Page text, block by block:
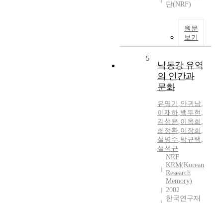
단(NRF)
원문
보기
5
낙동강 유역
의 인간과
문화
유명기 ,안귀남,
이재하,백두현 ,
김성윤,이옥희 ,
최정환,이장희 ,
설병수,박규택 ,
설석규
NRF
KRM(Korean
Research
Memory)
2002
한국연구재